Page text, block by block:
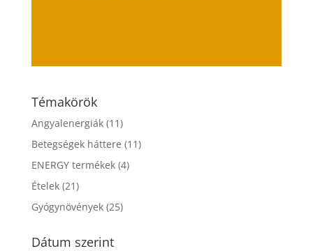
Témakörök
Angyalenergiák(11)
Betegségek háttere (11)
ENERGY termékek(4)
Ételek(21)
Gyógynövények(25)
Dátum szerint